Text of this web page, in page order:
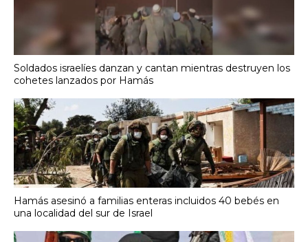
Soldados israelíes danzan y cantan mientras destruyen los
cohetes lanzados por Hamás
Hamás asesinó a familias enteras incluidos 40 bebés en
una localidad del sur de Israel